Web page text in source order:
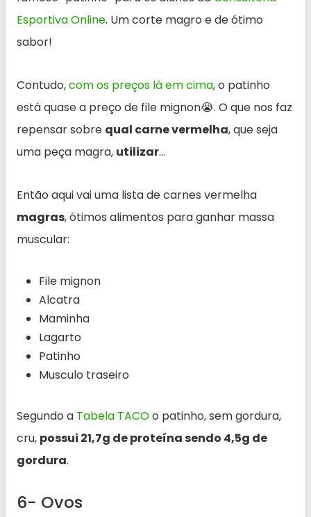
Esportiva Online. Um corte magro e de ótimo
sabor!
Contudo,com os preços lá em cima, o patinho
está quase a preço de file mignon😭. O que nos faz
repensar sobre qual carne vermelha, que seja
uma peça magra, utilizar…
Então aqui vai uma lista de carnes vermelha
magras, ótimos alimentos para ganhar massa
muscular:
File mignon
Alcatra
Maminha
Lagarto
Patinho
Musculo traseiro
Segundo a Tabela TACOo patinho, sem gordura,
cru, possui 21,7g de proteína sendo 4,5g de
gordura.
6- Ovos